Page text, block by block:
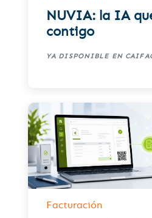
NUVIA: la IA
contigo
YA DISPONIBLE EN
Facturación